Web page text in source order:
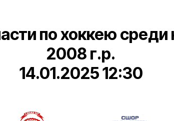
по хоккею
2008 г.р.
14.01.2025 12:30